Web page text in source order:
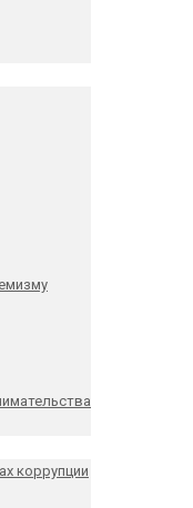
коррупции